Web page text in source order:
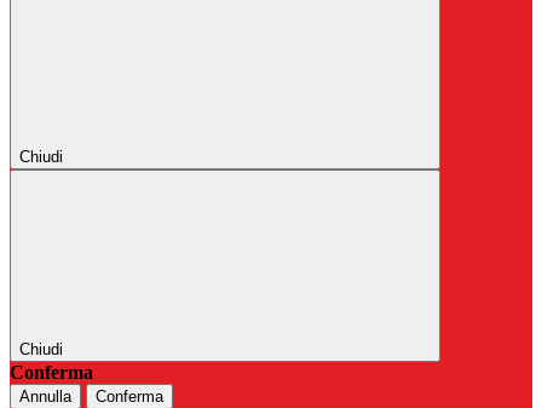
Chiudi
Chiudi
Conferma
Annulla Conferma